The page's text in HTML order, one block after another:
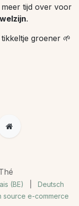
tijd over voor
.
groener 🌱
(BE)
Deutsch
source e-commerce